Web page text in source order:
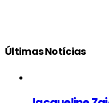
Últimas Notícias